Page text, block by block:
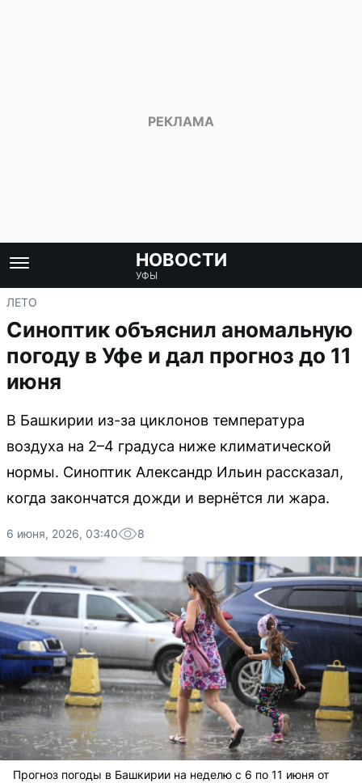
НОВОСТИ
УФЫ
ЛЕТО
Синоптик объяснил аномальную
погоду в Уфе и дал прогноз до 11
июня
В Башкирии из-за циклонов температура
воздуха на 2–4 градуса ниже климатической
нормы. Синоптик Александр Ильин рассказал,
когда закончатся дожди и вернётся ли жара.
6 июня, 2026, 03:40 8
Прогноз погоды в Башкирии на неделю с 6 по 11 июня от